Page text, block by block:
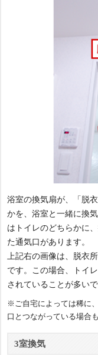
浴室の換気扇が、「脱
かを、浴室と一緒に換
はトイレのどちらかに
た通気口があります。
上記右の画像は、脱衣
です。この場合、トイ
されていることが多いで
※ご自宅によっては稀に
口とつながっている場合
3室換気